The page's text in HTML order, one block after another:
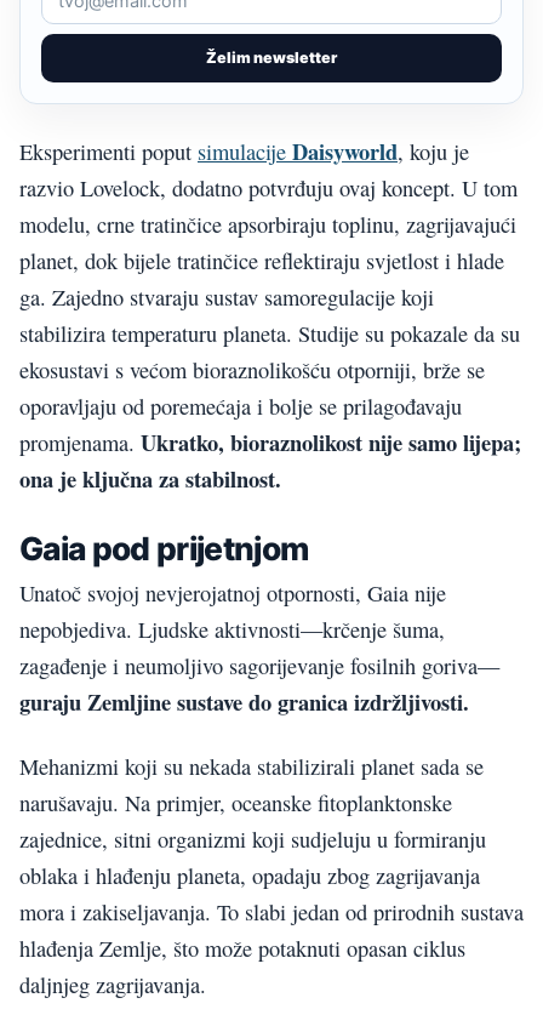
Želim newsletter
Eksperimenti poput simulacije Daisyworld, koju je
razvio Lovelock, dodatno potvrđuju ovaj koncept. U tom
modelu, crne tratinčice apsorbiraju toplinu, zagrijavajući
planet, dok bijele tratinčice reflektiraju svjetlost i hlade
ga. Zajedno stvaraju sustav samoregulacije koji
stabilizira temperaturu planeta. Studije su pokazale da su
ekosustavi s većom bioraznolikošću otporniji, brže se
oporavljaju od poremećaja i bolje se prilagođavaju
promjenama. Ukratko, bioraznolikost nije samo lijepa;
ona je ključna za stabilnost.
Gaia pod prijetnjom
Unatoč svojoj nevjerojatnoj otpornosti, Gaia nije
nepobjediva. Ljudske aktivnosti—krčenje šuma,
zagađenje i neumoljivo sagorijevanje fosilnih goriva—
guraju Zemljine sustave do granica izdržljivosti.
Mehanizmi koji su nekada stabilizirali planet sada se
narušavaju. Na primjer, oceanske fitoplanktonske
zajednice, sitni organizmi koji sudjeluju u formiranju
oblaka i hlađenju planeta, opadaju zbog zagrijavanja
mora i zakiseljavanja. To slabi jedan od prirodnih sustava
hlađenja Zemlje, što može potaknuti opasan ciklus
daljnjeg zagrijavanja.